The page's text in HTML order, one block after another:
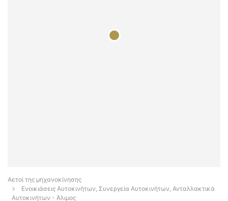
Αετοί της μηχανοκίνησης
Ενοικιάσεις Αυτοκινήτων, Συνεργεία Αυτοκινήτων, Ανταλλακτικά
Αυτοκινήτων - Άλιμος